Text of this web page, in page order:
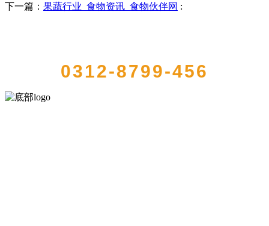
下一篇： 果蔬行业_食物资讯_食物伙伴网 :
0312-8799-456